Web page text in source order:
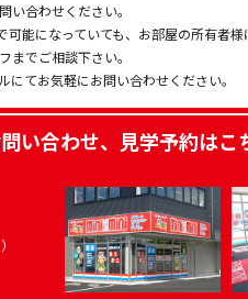
合わせください。
能になっていても、お部屋の所有者
までご相談下さい。
てお気軽にお問い合わせください。
い合わせ、見学予約はこ